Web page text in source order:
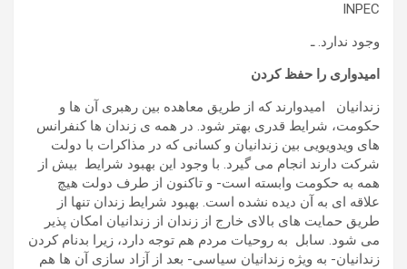
INPEC
وجود ندارد. ـ
امیدواری را حفظ کردن
زندانیان امیدوارند که از طریق معاهده بین رهبری آن ها و
حکومت، شرایط قدری بهتر شود. در همه ی زندان ها کنفرانس
های ویدویویی بین زندانیان و کسانی که در مذاکرات با دولت
شرکت دارند انجام می گیرد. با وجود این بهبود شرایط بیش از
همه به حکومت وابسته است- و تاکنون از طرف دولت هیچ
علاقه ای به آن دیده نشده است. بهبود شرایط زندان تنها از
طریق حمایت های بالای خارج از زندان از زندانیان امکان پذیر
می شود. سابل به روحیات مردم هم توجه دارد، زیرا بدنام کردن
زندانیان- به ویژه زندانیان سیاسی- بعد از آزاد سازی آن ها هم